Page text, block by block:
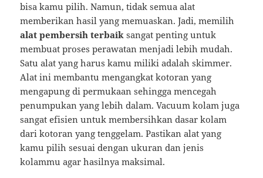
bisa kamu pilih. Namun, tidak semua alat
memberikan hasil yang memuaskan. Jadi, memilih
alat pembersih terbaik sangat penting untuk
membuat proses perawatan menjadi lebih mudah.
Satu alat yang harus kamu miliki adalah skimmer.
Alat ini membantu mengangkat kotoran yang
mengapung di permukaan sehingga mencegah
penumpukan yang lebih dalam. Vacuum kolam juga
sangat efisien untuk membersihkan dasar kolam
dari kotoran yang tenggelam. Pastikan alat yang
kamu pilih sesuai dengan ukuran dan jenis
kolammu agar hasilnya maksimal.